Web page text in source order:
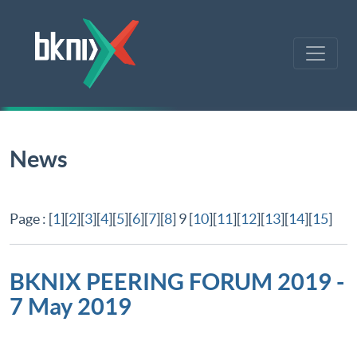
News
Page : [1][2][3][4][5][6][7][8] 9 [10][11][12][13][14][15]
BKNIX PEERING FORUM 2019 -
7 May 2019